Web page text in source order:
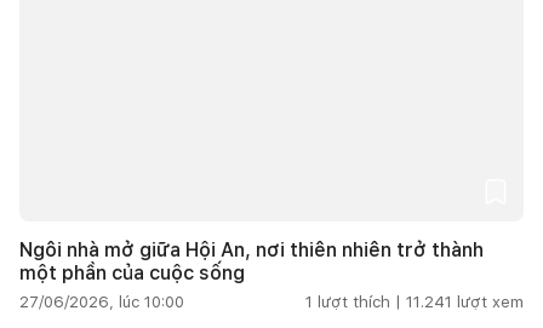
Ngôi nhà mở giữa Hội An, nơi thiên nhiên trở thành
một phần của cuộc sống
27/06/2026, lúc 10:00 1 lượt thích | 11.241 lượt xem